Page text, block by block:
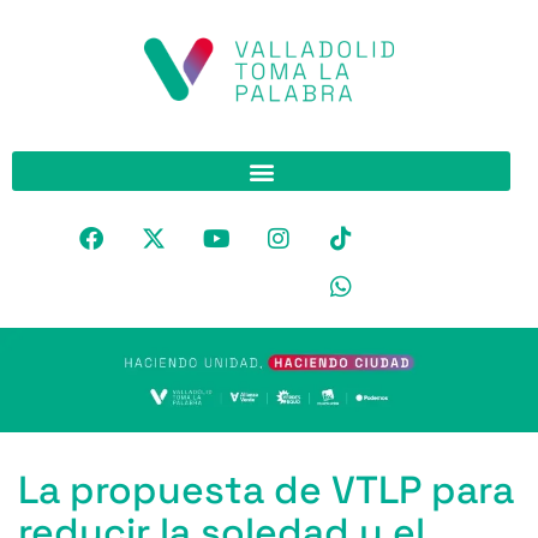
La propuesta de VTLP para